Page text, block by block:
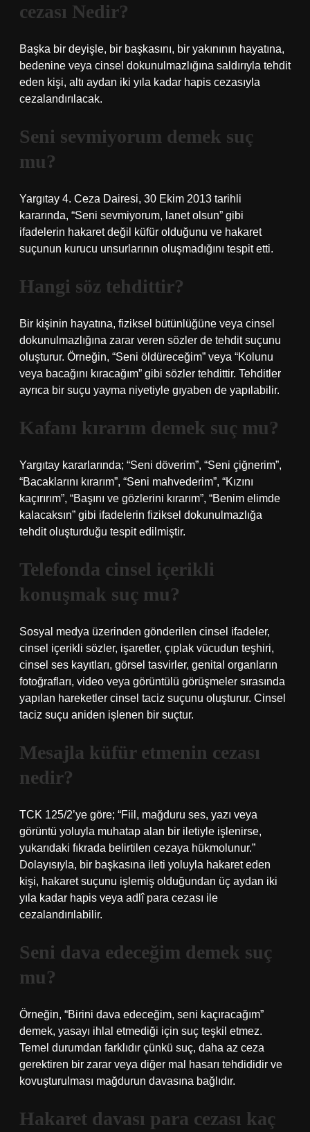
cezası Nedir?
Başka bir deyişle, bir başkasını, bir yakınının hayatına,
bedenine veya cinsel dokunulmazlığına saldırıyla tehdit
eden kişi, altı aydan iki yıla kadar hapis cezasıyla
cezalandırılacak.
Seni sevmiyorum demek suç
mu?
Yargıtay 4. Ceza Dairesi, 30 Ekim 2013 tarihli
kararında, “Seni sevmiyorum, lanet olsun” gibi
ifadelerin hakaret değil küfür olduğunu ve hakaret
suçunun kurucu unsurlarının oluşmadığını tespit etti.
Hangi söz tehdittir?
Bir kişinin hayatına, fiziksel bütünlüğüne veya cinsel
dokunulmazlığına zarar veren sözler de tehdit suçunu
oluşturur. Örneğin, “Seni öldüreceğim” veya “Kolunu
veya bacağını kıracağım” gibi sözler tehdittir. Tehditler
ayrıca bir suçu yayma niyetiyle gıyaben de yapılabilir.
Kafanı kırarım demek suç mu?
Yargıtay kararlarında; “Seni döverim”, “Seni çiğnerim”,
“Bacaklarını kırarım”, “Seni mahvederim”, “Kızını
kaçırırım”, “Başını ve gözlerini kırarım”, “Benim elimde
kalacaksın” gibi ifadelerin fiziksel dokunulmazlığa
tehdit oluşturduğu tespit edilmiştir.
Telefonda cinsel içerikli
konuşmak suç mu?
Sosyal medya üzerinden gönderilen cinsel ifadeler,
cinsel içerikli sözler, işaretler, çıplak vücudun teşhiri,
cinsel ses kayıtları, görsel tasvirler, genital organların
fotoğrafları, video veya görüntülü görüşmeler sırasında
yapılan hareketler cinsel taciz suçunu oluşturur. Cinsel
taciz suçu aniden işlenen bir suçtur.
Mesajla küfür etmenin cezası
nedir?
TCK 125/2’ye göre; “Fiil, mağduru ses, yazı veya
görüntü yoluyla muhatap alan bir iletiyle işlenirse,
yukarıdaki fıkrada belirtilen cezaya hükmolunur.”
Dolayısıyla, bir başkasına ileti yoluyla hakaret eden
kişi, hakaret suçunu işlemiş olduğundan üç aydan iki
yıla kadar hapis veya adlî para cezası ile
cezalandırılabilir.
Seni dava edeceğim demek suç
mu?
Örneğin, “Birini dava edeceğim, seni kaçıracağım”
demek, yasayı ihlal etmediği için suç teşkil etmez.
Temel durumdan farklıdır çünkü suç, daha az ceza
gerektiren bir zarar veya diğer mal hasarı tehdididir ve
kovuşturulması mağdurun davasına bağlıdır.
Hakaret davası para cezası kaç